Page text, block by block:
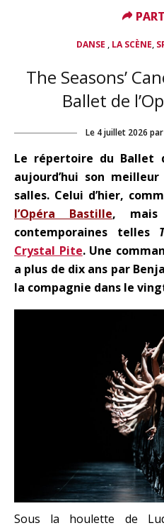
DANSE , LA SCÈNE,
The Seasons’
Ballet de
Le 4 juillet 2026 par
Le répertoire du Ballet
aujourd’hui son
salles. Celui d’hier,
l’Opéra Bastille, mais
contemporaines telles
Crystal Pite. Une
a plus de dix ans par
la compagnie dans le
Sous la houlette de